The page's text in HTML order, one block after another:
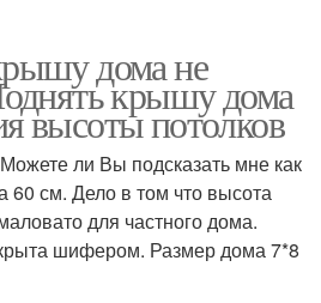
дома не
крышу дома
высоты потолков
ли Вы подсказать мне как
60 см. Дело в том что высота
для частного дома.
шифером. Размер дома 7*8